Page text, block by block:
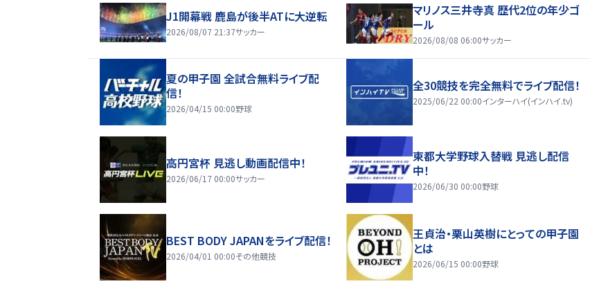
J1開幕戦 鹿島が後半ATに大逆転
2026/08/07 21:37サッカー
マリノス三井寺真 歴代2位の年少ゴ
ール
2026/08/08 06:00サッカー
夏の甲子園 全試合無料ライブ配
信！
2026/04/15 00:00野球
全30競技を完全無料でライブ配信！
2025/06/22 00:00インターハイ(インハイ.tv)
高円宮杯 見逃し動画配信中！
2026/06/17 00:00サッカー
東都大学野球入替戦 見逃し配信
中！
2026/06/30 00:00野球
BEST BODY JAPANをライブ配信！
2026/04/01 00:00その他競技
王貞治・栗山英樹にとっての甲子園
とは
2026/06/15 00:00野球